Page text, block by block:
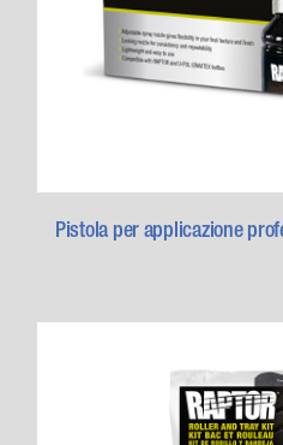
Pistola per applicazione